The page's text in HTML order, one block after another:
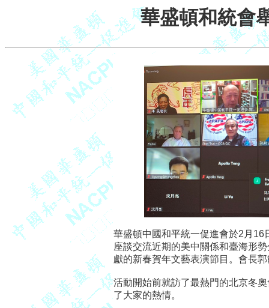
華盛頓和統會
華盛頓中國和平統一促進會於2月
座談交流近期的美中關係和臺海形
獻的新春賀年文藝表演節目。會長
活動開始前就訪了最熱門的北京冬
了大家的熱情。